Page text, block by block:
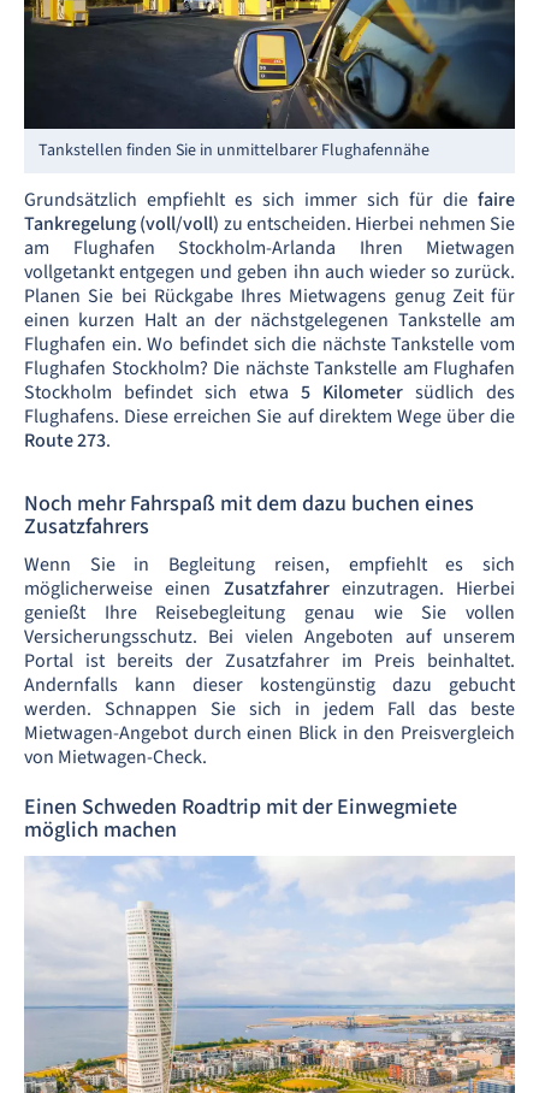
Tankstellen finden Sie in unmittelbarer Flughafennähe
Grundsätzlich empfiehlt es sich immer sich für die faire
Tankregelung (voll/voll) zu entscheiden. Hierbei nehmen Sie
am Flughafen Stockholm-Arlanda Ihren Mietwagen
vollgetankt entgegen und geben ihn auch wieder so zurück.
Planen Sie bei Rückgabe Ihres Mietwagens genug Zeit für
einen kurzen Halt an der nächstgelegenen Tankstelle am
Flughafen ein. Wo befindet sich die nächste Tankstelle vom
Flughafen Stockholm? Die nächste Tankstelle am Flughafen
Stockholm befindet sich etwa 5 Kilometer südlich des
Flughafens. Diese erreichen Sie auf direktem Wege über die
Route 273.
Noch mehr Fahrspaß mit dem dazu buchen eines
Zusatzfahrers
Wenn Sie in Begleitung reisen, empfiehlt es sich
möglicherweise einen Zusatzfahrereinzutragen. Hierbei
genießt Ihre Reisebegleitung genau wie Sie vollen
Versicherungsschutz. Bei vielen Angeboten auf unserem
Portal ist bereits der Zusatzfahrer im Preis beinhaltet.
Andernfalls kann dieser kostengünstig dazu gebucht
werden. Schnappen Sie sich in jedem Fall das beste
Mietwagen-Angebot durch einen Blick in den Preisvergleich
von Mietwagen-Check.
Einen Schweden Roadtrip mit der Einwegmiete
möglich machen